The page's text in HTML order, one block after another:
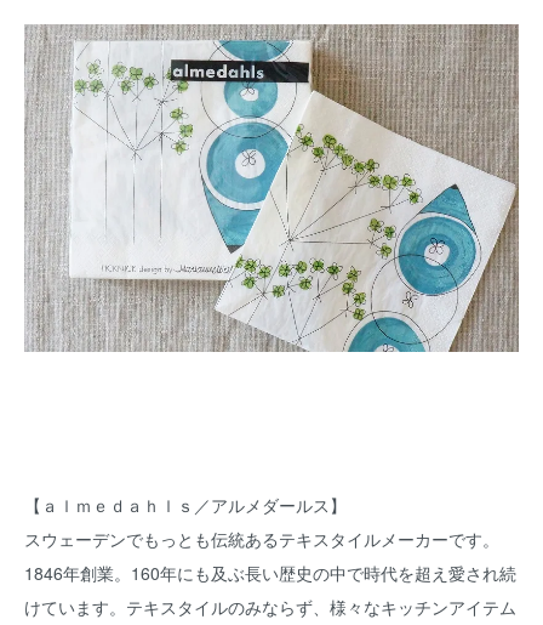
【ａｌｍｅｄａｈｌｓ／アルメダールス】
スウェーデンでもっとも伝統あるテキスタイルメーカーです。
1846年創業。160年にも及ぶ長い歴史の中で時代を超え愛され続
けています。テキスタイルのみならず、様々なキッチンアイテム